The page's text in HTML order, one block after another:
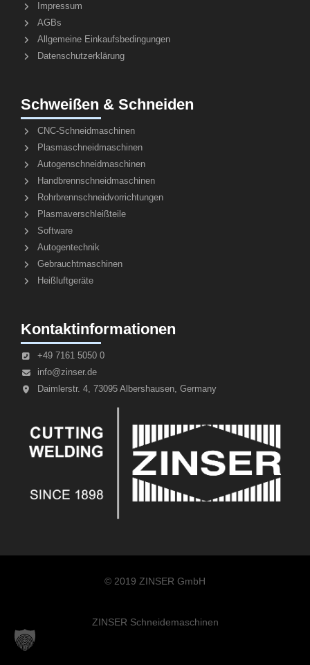
Impressum
AGBs
Allgemeine Einkaufsbedingungen
Datenschutzerklärung
Schweißen & Schneiden
CNC-Schneidmaschinen
Plasmaschneidmaschinen
Autogenschneidmaschinen
Handbrennschneidmaschinen
Rohrbrennschneidvorrichtungen
Plasmaverschleißteile
Software
Autogentechnik
Gebrauchtmaschinen
Heißluftgeräte
Kontaktinformationen
+49 7161 5050 0
info@zinser.de
Daimlerstr. 4, 73095 Albershausen, Germany
© 2019 ZINSER GmbH
ZINSER Schneidemaschinen